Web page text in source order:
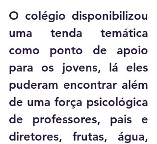
O colégio disponibilizou
uma tenda temática
como ponto de apoio
para os jovens, lá eles
puderam encontrar além
de uma força psicológica
de professores, pais e
diretores, frutas, água,